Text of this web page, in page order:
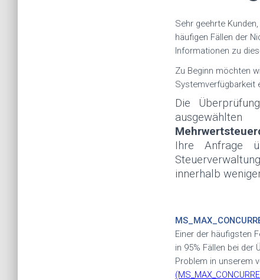
Sehr geehrte
häufigen Fällen der
Informationen zu
Zu Beginn möchten
Systemverfügbarkeit
Die
Ihre Anfrage
innerhalb
Einer der häufigsten
in 95% Fällen bei der
Problem in unserem